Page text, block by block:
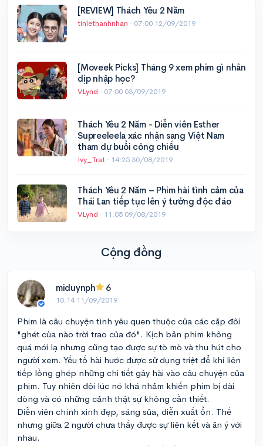
[REVIEW] Thách Yêu 2 Năm
tinlethanhnhan · 07:00 12/09/2019
[Moveek Picks] Tháng 9 xem phim gì nhân
dịp nhập học?
VLynd · 07:00 03/09/2019
Thách Yêu 2 Năm - Diễn viên Esther
Supreeleela xác nhận sang Việt Nam
tham dự buổi công chiếu
Ivy_Trat · 14:25 30/08/2019
Thách Yêu 2 Năm – Phim hài tình cảm của
Thái Lan tiếp tục lên ý tưởng độc đáo
VLynd · 11:05 09/08/2019
Cộng đồng
miduynph 6
10:14 11/09/2019
Phim là câu chuyện tình yêu quen thuộc của các cặp đôi
"ghét của nào trời trao của đó". Kịch bản phim không
quá mới lạ nhưng cũng tạo được sự tò mò và thu hút cho
người xem. Yếu tố hài hước được sử dụng triệt để khi liên
tiếp lồng ghép những chi tiết gây hài vào câu chuyện của
phim. Tuy nhiên đôi lúc nó khá nhảm khiến phim bị dài
dòng và có những cảnh thật sự không cần thiết.
Diễn viên chính xinh đẹp, sáng sủa, diễn xuất ổn. Thế
nhưng giữa 2 người chưa thấy được sự liên kết và ăn ý với
nhau.